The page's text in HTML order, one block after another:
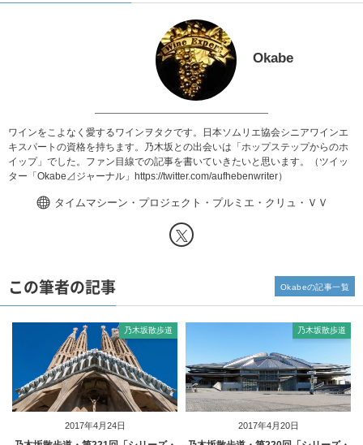
Okabe
ワインをこよなく愛するワインヲタクです。日本ソムリエ協会シニアワインエ
キスパートの資格を持ちます。乃木坂との出会いは「ホップステップからのホ
イップ」でした。ファン目線での記事を書いていきたいと思います。（ツイッ
ター「Okabe⊿ジャーナル」
https://twitter.com/aufhebenwriter）
タイムマシーン・プロジェクト・プルミエ・クリュ・ＶＶ
この筆者の記事
2017年4月24日
乃木坂散歩道
2017年4月20日
乃木坂散歩道
Okabeの記事一覧